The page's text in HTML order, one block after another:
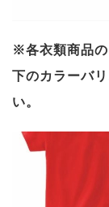
※各衣類商品の
下のカラーバ
い。